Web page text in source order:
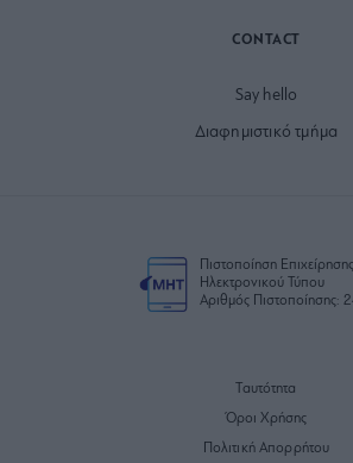
CONTACT
Say hello
Διαφημιστικό τμήμα
Πιστοποίηση Επιχείρησης
Ηλεκτρονικού Τύπου
Αριθμός Πιστοποίησης:
Ταυτότητα
Όροι Χρήσης
Πολιτική Απορρήτου